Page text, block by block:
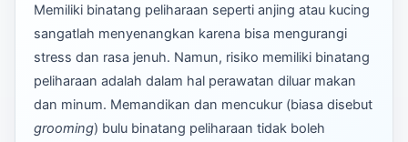
Memiliki binatang peliharaan seperti anjing atau kucing
sangatlah menyenangkan karena bisa mengurangi
stress dan rasa jenuh. Namun, risiko memiliki binatang
peliharaan adalah dalam hal perawatan diluar makan
dan minum. Memandikan dan mencukur (biasa disebut
grooming) bulu binatang peliharaan tidak boleh